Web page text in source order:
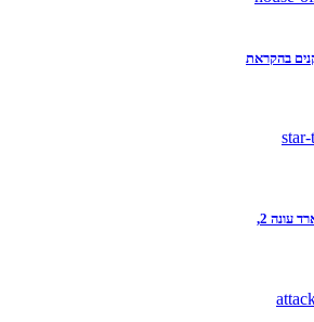
בהקראת
יום "מגע ראשון" הציג את פיקארד עונה 2,